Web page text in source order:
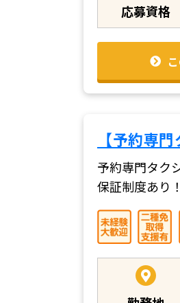
応募資格
【予約専
予約専門タク
保証制度あり